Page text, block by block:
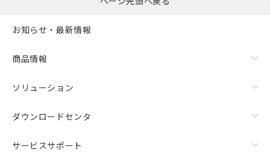
お知らせ・最新情報
商品情報
ソリューション
ダウンロードセンタ
サービスサポート